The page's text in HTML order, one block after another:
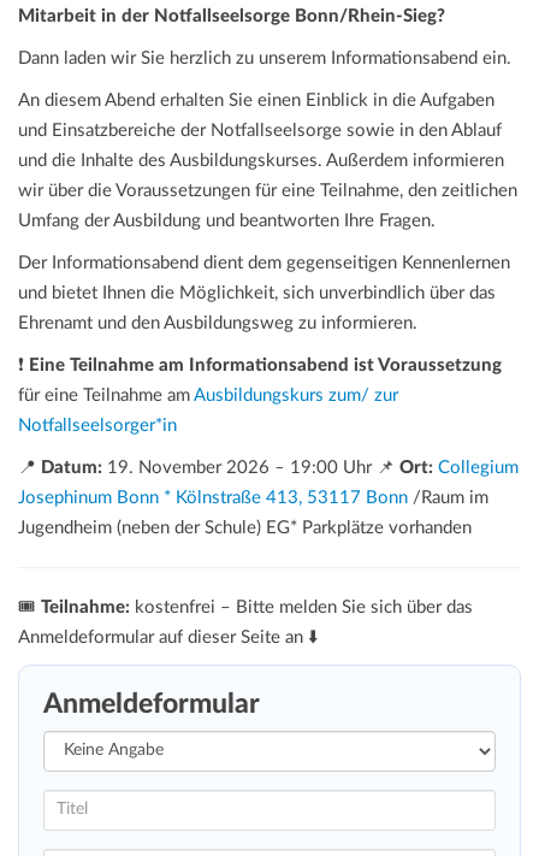
Mitarbeit in der Notfallseelsorge Bonn/Rhein-Sieg?
Dann laden wir Sie herzlich zu unserem Informationsabend ein.
An diesem Abend erhalten Sie einen Einblick in die Aufgaben
und Einsatzbereiche der Notfallseelsorge sowie in den Ablauf
und die Inhalte des Ausbildungskurses. Außerdem informieren
wir über die Voraussetzungen für eine Teilnahme, den zeitlichen
Umfang der Ausbildung und beantworten Ihre Fragen.
Der Informationsabend dient dem gegenseitigen Kennenlernen
und bietet Ihnen die Möglichkeit, sich unverbindlich über das
Ehrenamt und den Ausbildungsweg zu informieren.
❗ Eine Teilnahme am Informationsabend ist Voraussetzung
für eine Teilnahme am Ausbildungskurs zum/ zur
Notfallseelsorger*in
📍 Datum: 19. November 2026 – 19:00 Uhr 📌 Ort: Collegium
Josephinum Bonn * Kölnstraße 413, 53117 Bonn /Raum im
Jugendheim (neben der Schule) EG* Parkplätze vorhanden
🎟️ Teilnahme: kostenfrei – Bitte melden Sie sich über das
Anmeldeformular auf dieser Seite an ⬇️
Anmeldeformular